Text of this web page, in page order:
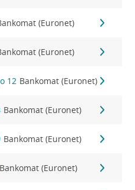
(Euronet)
(Euronet)
12 Bankomat (Euronet)
Bankomat (Euronet)
Bankomat (Euronet)
Bankomat (Euronet)